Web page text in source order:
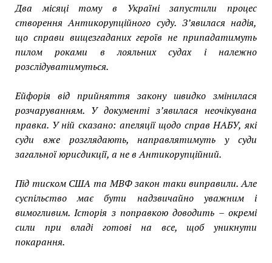
Два місяці тому в Українізапустили процес
створення Антикорупційного суду. З’явилася надія,
що справи вищезгаданих героїв не припадатимуть
пилом роками в лояльних судах і належно
розслідуватимуться.
Ейфорія від прийняття закону швидко змінилася
розчаруванням. У документі з’явилася неочікувана
правка. У ній сказано: апеляції щодо справ НАБУ, які
суди вже розглядають, направлятимуть у суди
загальної юрисдикції, а не в Антикорупційний.
Під тиском США та МВФзакон таки виправили. Але
суспільство має бути надзвичайно уважним і
вимогливим. Історія з поправкою доводить – окремі
сили при владі готові на все, щоб уникнути
покарання.